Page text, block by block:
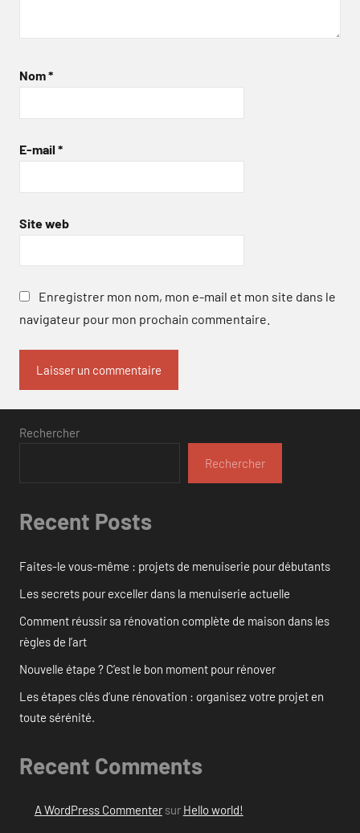
Nom*
E-mail *
Site web
Enregistrer mon nom, mon e-mail et mon site dans le
navigateur pour mon prochain commentaire.
Rechercher
Rechercher
Recent Posts
Faites-le vous-même : projets de menuiserie pour débutants
Les secrets pour exceller dans la menuiserie actuelle
Comment réussir sa rénovation complète de maison dans les
règles de l’art
Nouvelle étape ? C’est le bon moment pour rénover
Les étapes clés d’une rénovation : organisez votre projet en
toute sérénité.
Recent Comments
A WordPress Commentersur Hello world!